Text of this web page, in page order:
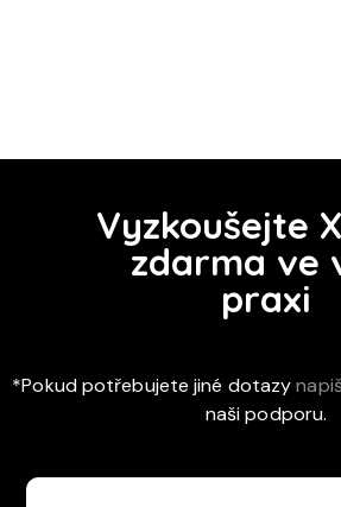
Vyzkoušejte
zdarma ve
praxi
*Pokud potřebujete jiné dotazy
naši podporu.